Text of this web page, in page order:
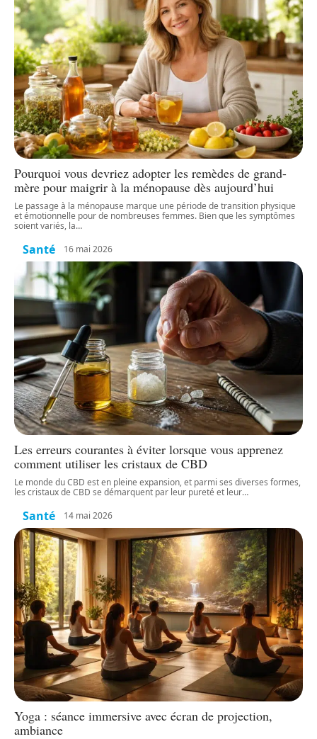
Pourquoi vous devriez adopter les remèdes de grand-
mère pour maigrir à la ménopause dès aujourd’hui
Le passage à la ménopause marque une période de transition physique
et émotionnelle pour de nombreuses femmes. Bien que les symptômes
soient variés, la…
Santé 16 mai 2026
Les erreurs courantes à éviter lorsque vous apprenez
comment utiliser les cristaux de CBD
Le monde du CBD est en pleine expansion, et parmi ses diverses formes,
les cristaux de CBD se démarquent par leur pureté et leur…
Santé 14 mai 2026
Yoga : séance immersive avec écran de projection,
ambiance